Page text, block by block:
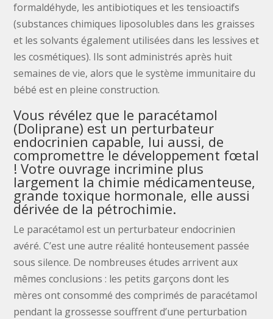
formaldéhyde, les antibiotiques et les tensioactifs
(substances chimiques liposolubles dans les graisses
et les solvants également utilisées dans les lessives et
les cosmétiques). Ils sont administrés après huit
semaines de vie, alors que le système immunitaire du
bébé est en pleine construction.
Vous révélez que le paracétamol
(Doliprane) est un perturbateur
endocrinien capable, lui aussi, de
compromettre le développement fœtal
! Votre ouvrage incrimine plus
largement la chimie médicamenteuse,
grande toxique hormonale, elle aussi
dérivée de la pétrochimie.
Le paracétamol est un perturbateur endocrinien
avéré. C’est une autre réalité honteusement passée
sous silence. De nombreuses études arrivent aux
mêmes conclusions : les petits garçons dont les
mères ont consommé des comprimés de paracétamol
pendant la grossesse souffrent d’une perturbation